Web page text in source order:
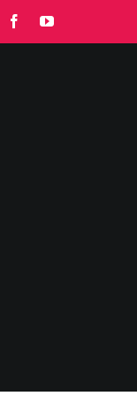
FacebookYouTube